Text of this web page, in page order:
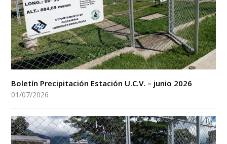
Boletín Precipitación Estación U.C.V. – junio 2026
01/07/2026